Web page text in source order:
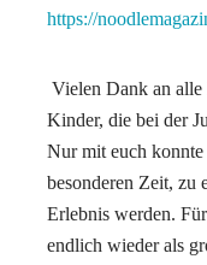
https://
Vielen Dank an alle
Kinder, die bei der
Nur mit euch
besonderen Zeit, zu
Erlebnis werden.
endlich wieder als